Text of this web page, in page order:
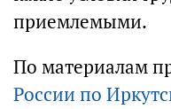
приемлемыми.
По материалам
России по